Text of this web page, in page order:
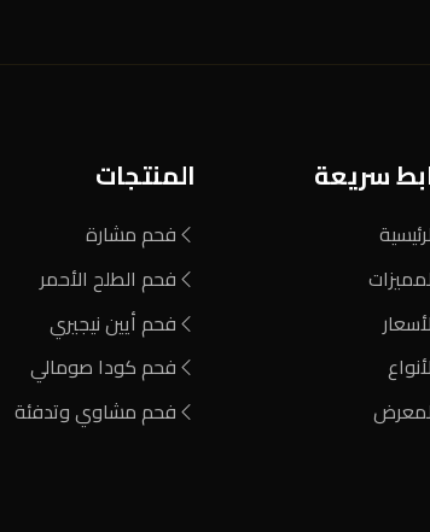
سريعة المنتجات
فحم مشارة
فحم الطلح الأحمر
فحم أيين نيجيري
فحم كودا صومالي
فحم مشاوي وتدفئة